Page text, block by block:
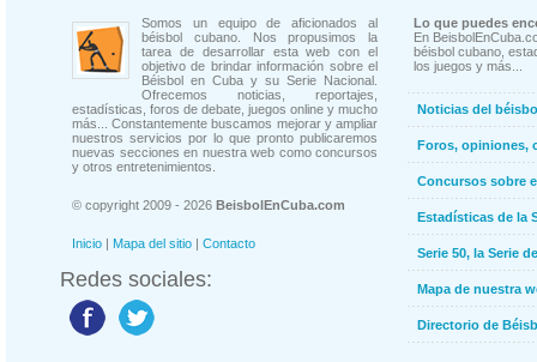
Somos un equipo de aficionados al
béisbol cubano. Nos propusimos la
tarea de desarrollar esta web con el
objetivo de brindar información sobre el
Béisbol en Cuba y su Serie Nacional.
Ofrecemos noticias, reportajes,
estadísticas, foros de debate, juegos online y mucho
más... Constantemente buscamos mejorar y ampliar
nuestros servicios por lo que pronto publicaremos
nuevas secciones en nuestra web como concursos
y otros entretenimientos.
© copyright 2009 - 2026 BeisbolEnCuba.com
Inicio | Mapa del sitio | Contacto
Redes sociales:
Lo que puedes
En
béisbol cubano,
los juegos y más...
Noticias del
Foros, opiniones,
Concursos sobre
Estadísticas de la
Serie 50, la Serie
Mapa de nuestra
Directorio de